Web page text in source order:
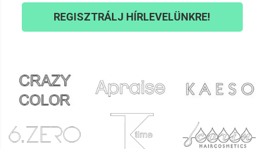
REGISZTRÁLJ HÍRLEVELÜNKRE!